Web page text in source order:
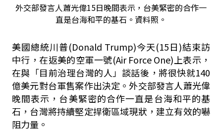
外交部發言人蕭光偉15日晚間表示，台美緊密的合作一
直是台海和平的基石。資料照。
美國總統川普(Donald Trump)今天(15日)結束訪
中行，在返美的空軍一號(Air Force One)上表示，
在與「目前治理台灣的人」談話後，將很快就140
億美元對台軍售案作出決定。外交部發言人蕭光偉
晚間表示，台美緊密的合作一直是台海和平的基
石，台灣將持續堅定捍衛區域現狀，建立有效的嚇
阻力量。